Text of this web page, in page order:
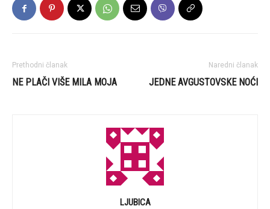
Prethodni članak
NE PLAČI VIŠE MILA MOJA
Naredni članak
JEDNE AVGUSTOVSKE NOĆI
LJUBICA